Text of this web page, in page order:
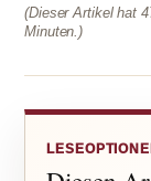
(Dieser Artikel hat
Minuten.)